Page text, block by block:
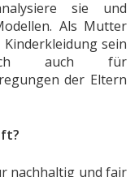
sie und
Als Mutter
sein
auch für
der Eltern
nachhaltig und fair